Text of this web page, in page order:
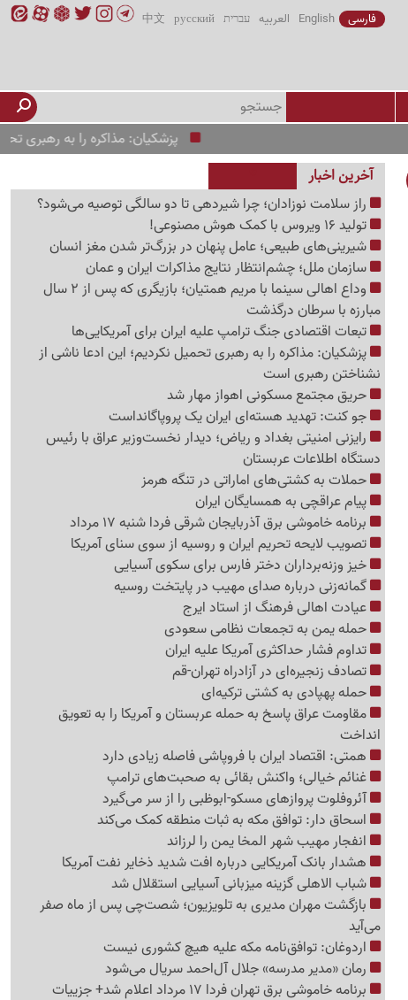
فارسی English العربیه עברית русский
中文
پزشکیان: مذاکره را به رهبری تحمیل
آخرین اخبار
راز سلامت نوزادان؛ چرا شیردهی تا دو سالگی توصیه می‌شود؟
تولید 16 ویروس با کمک هوش مصنوعی!
شیرینی‌های طبیعی؛ عامل پنهان در بزرگ‌تر شدن مغز انسان
سازمان ملل؛ چشم‌انتظار نتایج مذاکرات ایران و عمان
وداع اهالی سینما با مریم همتیان؛ بازیگری که پس از 2 سال
مبارزه با سرطان درگذشت
تبعات اقتصادی جنگ ترامپ علیه ایران برای آمریکایی‌ها
پزشکیان: مذاکره را به رهبری تحمیل نکردیم؛ این ادعا ناشی از
نشناختن رهبری است
حریق مجتمع مسکونی اهواز مهار شد
جو کنت: تهدید هسته‌ای ایران یک پروپاگانداست
رایزنی امنیتی بغداد و ریاض؛ دیدار نخست‌وزیر عراق با رئیس
دستگاه اطلاعات عربستان
حملات به کشتی‌های اماراتی در تنگه هرمز
پیام عراقچی به همسایگان ایران
برنامه خاموشی برق آذربایجان شرقی فردا شنبه 17 مرداد
تصویب لایحه تحریم ایران و روسیه از سوی سنای آمریکا
خیز وزنه‌برداران دختر فارس برای سکوی آسیایی
گمانه‌زنی درباره صدای مهیب در پایتخت روسیه
عیادت اهالی فرهنگ از استاد ایرج
حمله یمن به تجمعات نظامی سعودی
تداوم فشار حداکثری آمریکا علیه ایران
تصادف زنجیره‌ای در آزادراه تهران-قم
حمله پهپادی به کشتی ترکیه‌ای
مقاومت عراق پاسخ به حمله عربستان و آمریکا را به تعویق
انداخت
همتی: اقتصاد ایران با فروپاشی فاصله زیادی دارد
غنائم خیالی؛ واکنش بقائی به صحبت‌های ترامپ
آئروفلوت پروازهای مسکو-ابوظبی را از سر می‌گیرد
اسحاق دار: توافق مکه به ثبات منطقه کمک می‌کند
انفجار مهیب شهر المخا یمن را لرزاند
هشدار بانک آمریکایی درباره افت شدید ذخایر نفت آمریکا
شباب الاهلی گزینه میزبانی آسیایی استقلال شد
بازگشت مهران مدیری به تلویزیون؛ شصت‌چی پس از ماه صفر
می‌آید
اردوغان: توافق‌نامه مکه علیه هیچ کشوری نیست
رمان «مدیر مدرسه» جلال آل‌احمد سریال می‌شود
برنامه خاموشی برق تهران فردا 17 مرداد اعلام شد+ جزییات